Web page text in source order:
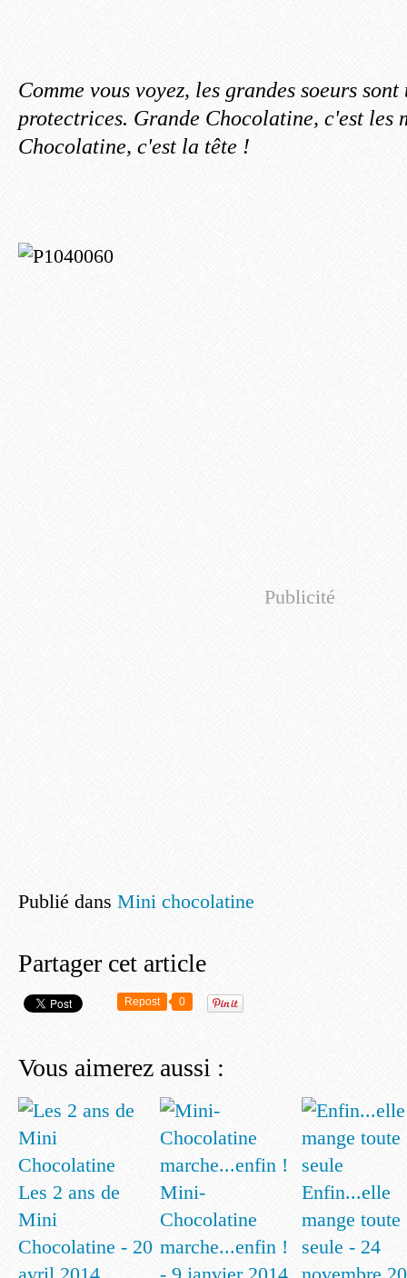
Comme vous voyez, les grandes soeurs sont
protectrices. Grande Chocolatine, c'est les
Chocolatine, c'est la tête !
Publicité
Publié dans Mini chocolatine
Partager cet article
Repost 0
Vous aimerez aussi :
Les 2 ans de
Mini
Chocolatine - 20
Mini-
Chocolatine
marche...enfin !
Enfin...elle
mange toute
seule - 24